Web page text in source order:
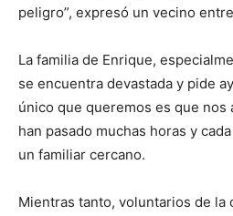
peligro”, expresó un vecino
La familia de Enrique,
se encuentra devastada y pide
único que queremos es que nos
han pasado muchas horas y
un familiar cercano.
Mientras tanto, voluntarios de la